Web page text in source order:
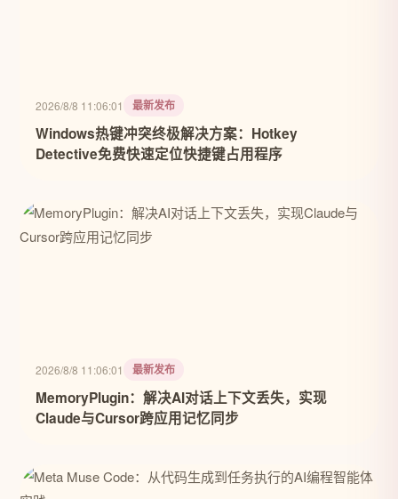
2026/8/8 11:06:01 最新发布
Windows热键冲突终极解决方案：Hotkey
Detective免费快速定位快捷键占用程序
2026/8/8 11:06:01 最新发布
MemoryPlugin：解决AI对话上下文丢失，实现
Claude与Cursor跨应用记忆同步